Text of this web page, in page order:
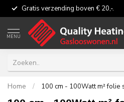
Gratis verzending boven € 20,-.
MENU
Home / 100 cm - 100Watt m² folie